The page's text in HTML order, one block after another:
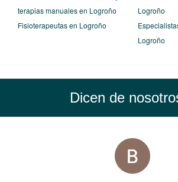
terapias manuales en Logroño
Fisioterapeutas en Logroño
Logroño
Logroño
Dicen de